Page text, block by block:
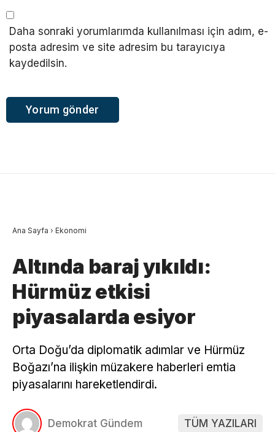
Daha sonraki yorumlarımda kullanılması için adım, e-
posta adresim ve site adresim bu tarayıcıya
kaydedilsin.
Ana Sayfa › Ekonomi
Altında baraj yıkıldı:
Hürmüz etkisi
piyasalarda esiyor
Orta Doğu’da diplomatik adımlar ve Hürmüz
Boğazı’na ilişkin müzakere haberleri emtia
piyasalarını hareketlendirdi.
Demokrat Gündem TÜM YAZILARI